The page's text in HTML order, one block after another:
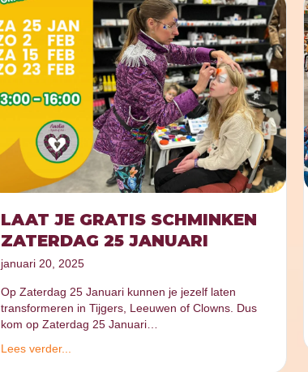
LAAT JE GRATIS SCHMINKEN
ZATERDAG 25 JANUARI
januari 20, 2025
Op Zaterdag 25 Januari kunnen je jezelf laten
transformeren in Tijgers, Leeuwen of Clowns. Dus
kom op Zaterdag 25 Januari…
Lees verder...